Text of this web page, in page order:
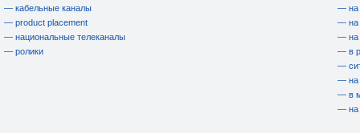
— кабельные каналы
— product placement
— национальные телеканалы
— ролики
— на
— на
— на
— в
—
— на
— в
— на